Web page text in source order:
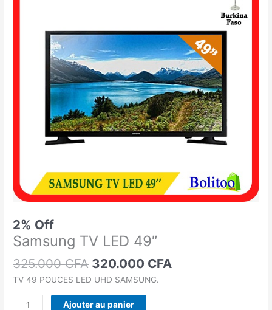
2% Off
Samsung TV LED 49″
325.000CFA 320.000 CFA
320.000 CFA.
TV 49 POUCES LED UHD SAMSUNG.
Ajouter au panier